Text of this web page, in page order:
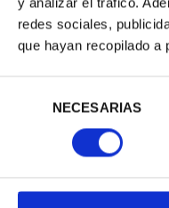
redes sociales,
que hayan recopilado a
consentimiento
NECESARIAS